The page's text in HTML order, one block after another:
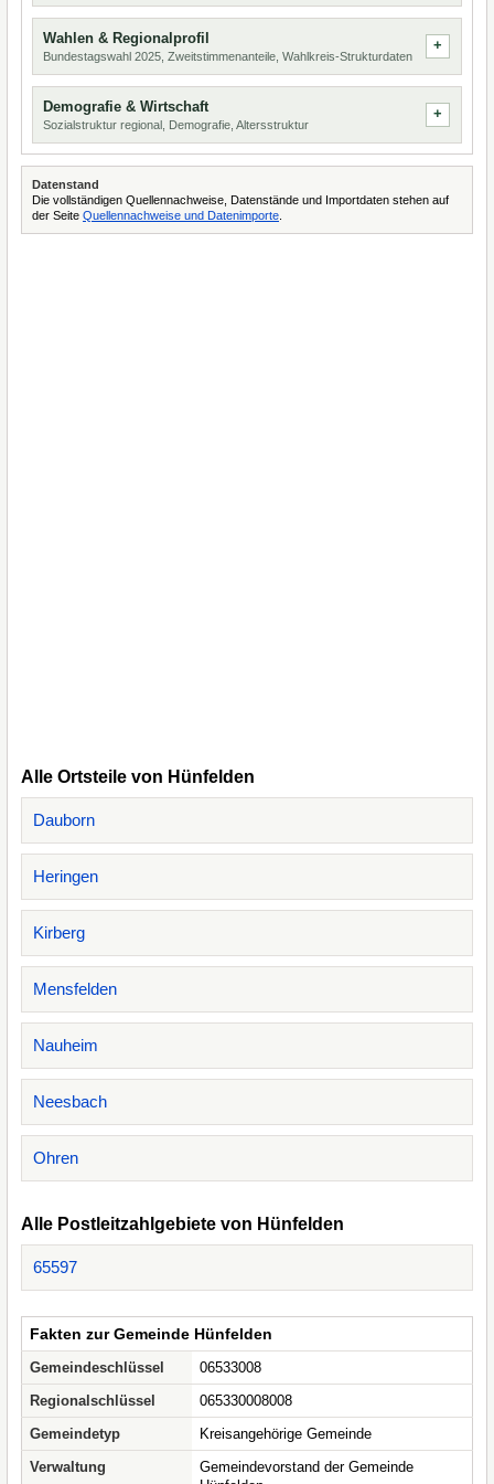
Wahlen & Regionalprofil
Bundestagswahl 2025, Zweitstimmenanteile, Wahlkreis-Strukturdaten
Demografie & Wirtschaft
Sozialstruktur regional, Demografie, Altersstruktur
Datenstand
Die vollständigen Quellennachweise, Datenstände und Importdaten stehen auf
der Seite Quellennachweise und Datenimporte
Alle Ortsteile von Hünfelden
Dauborn
Heringen
Kirberg
Mensfelden
Nauheim
Neesbach
Ohren
Alle Postleitzahlgebiete von Hünfelden
65597
Fakten zur Gemeinde Hünfelden
Gemeindeschlüssel
06533008
Regionalschlüssel
065330008008
Gemeindetyp
Kreisangehörige Gemeinde
Verwaltung
Gemeindevorstand der Gemeinde